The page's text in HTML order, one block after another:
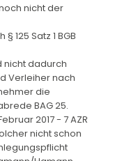
nicht der
125 Satz 1 BGB
nicht dadurch
Verleiher nach
die
BAG 25.
2017 - 7 AZR
nicht schon